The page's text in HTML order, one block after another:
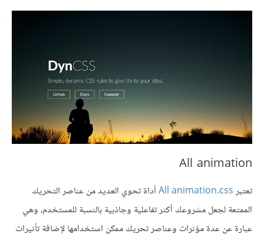
All animation
تعتبرAll animation.cssأداة تحوي العديد من عناصر التحريك
الممتعة لجعل مشروعك أكثر تفاعلية وجاذبية بالنسبة للمستخدم، وهي
عبارة عن عدة مؤثرات وعناصر تحريك ممكن استخدامها لإضافة تأثيرات